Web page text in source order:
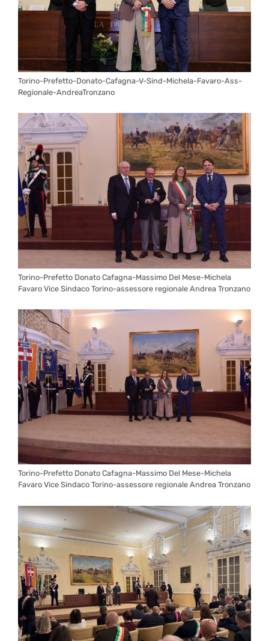
Torino-Prefetto-Donato-Cafagna-V-Sind-Michela-Favaro-Ass-
Regionale-AndreaTronzano
Torino-Prefetto Donato Cafagna-Massimo Del Mese-Michela
Favaro Vice Sindaco Torino-assessore regionale Andrea Tronzano
Torino-Prefetto Donato Cafagna-Massimo Del Mese-Michela
Favaro Vice Sindaco Torino-assessore regionale Andrea Tronzano